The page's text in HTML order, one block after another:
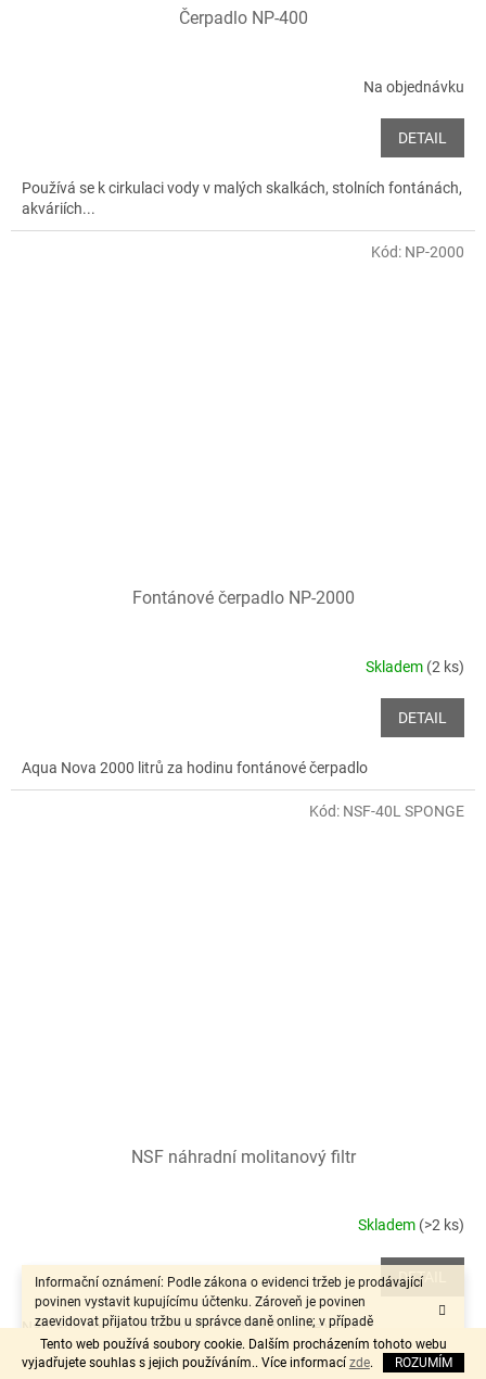
Tento web používá soubory cookie. Dalším procházením tohoto webu
vyjadřujete souhlas s jejich používáním.. Více informací zde. ROZUMÍM
Informační oznámení: Podle zákona o evidenci tržeb je prodávající
povinen vystavit kupujícímu účtenku. Zároveň je povinen
zaevidovat přijatou tržbu u správce daně online; v případě
technického výpadku pak nejpozději do 48 hodin.“
Čerpadlo NP-400
Na objednávku
DETAIL
Používá se k cirkulaci vody v malých skalkách, stolních fontánách,
akváriích...
Fontánové čerpadlo NP-2000
Skladem (2 ks)
DETAIL
Aqua Nova 2000 litrů za hodinu fontánové čerpadlo
Kód: NP-2000
NSF náhradní molitanový filtr
Skladem (>2 ks)
DETAIL
Náhradní molitan do AQUA NOVA filtrů - více variant
Kód: NSF-40L SPONGE
Kód:NBB-60